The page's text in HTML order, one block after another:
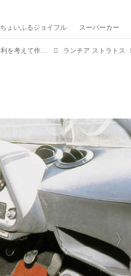
ちょいふるジョイフル スーパーカー
ランチア ストラトスは、最初からラリーでの勝利を考えて作られたマシンだった【スーパーカークロニクル・完全版／014】 ランチア ストラトス